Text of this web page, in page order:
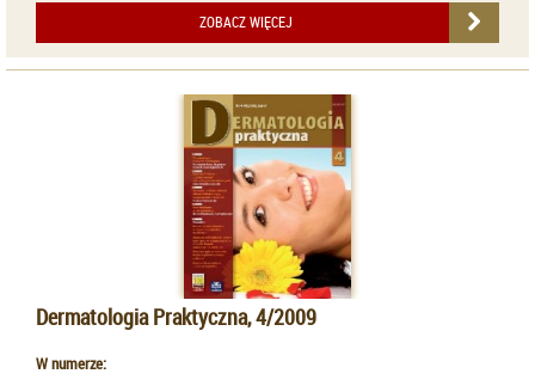
ZOBACZ WIĘCEJ
Dermatologia Praktyczna, 4/2009
W numerze: